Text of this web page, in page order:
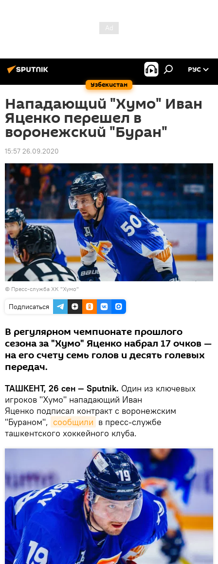
Узбекистан
РУС
Нападающий "Хумо" Иван
Яценко перешел в
воронежский "Буран"
15:57 26.09.2020
© Пресс-служба ХК "Хумо"
Подписаться
В регулярном чемпионате прошлого
сезона за "Хумо" Яценко набрал 17 очков —
на его счету семь голов и десять голевых
передач.
ТАШКЕНТ, 26 сен — Sputnik. Один из ключевых
игроков "Хумо" нападающий Иван
Яценко подписал контракт с воронежским
"Бураном", сообщили в пресс-службе
ташкентского хоккейного клуба.